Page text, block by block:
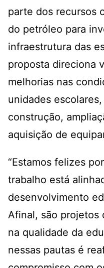
parte dos recursos
do petróleo para
infraestrutura das
proposta direciona
melhorias nas
unidades
construção,
aquisição de
“Estamos felizes
trabalho está
desenvolvimento
Afinal, são projetos
na qualidade da
nessas pautas é